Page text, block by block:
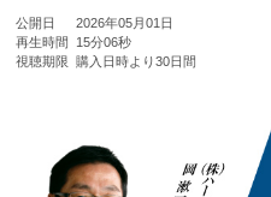
公開日
2026年05月01日
再生時間
15分06秒
視聴期限
購入日時より30日間